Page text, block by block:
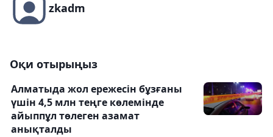
zkadm
Оқи отырыңыз
Алматыда жол ережесін бұзғаны
үшін 4,5 млн теңге көлемінде
айыппұл төлеген азамат
анықталды